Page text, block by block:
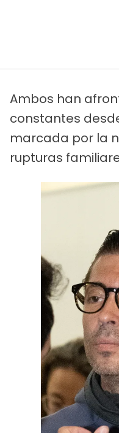
Ambos han
constantes
marcada por la
rupturas